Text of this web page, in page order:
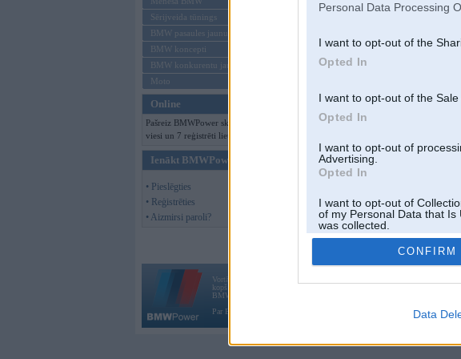
Personal Data Processing
I want to opt-out of the
Opted In
I want to opt-out of the
Opted In
I want to opt-out of
Advertising.
Opted In
I want to opt-out of
of my Personal Data that
was collected.
Opted Out
CONFIRM
Data
Sērijveida tūnings
BMW pasaules jaunumi
BMW koncepti
BMW konkurentu jaunumi
Moto
Online
Pašreiz BMWPower skatās 177
viesi un 7 reģistrēti lietotāji.
Ienākt BMWPower
• Pieslēgties
• Reģistrēties
• Aizmirsi paroli?
Vortāls BMWPower.lv darbojas
kopš 2002. gada 14. maija. Tas nav auto klubs un nav saistīts ar
BMW AG.
Par BMWPower